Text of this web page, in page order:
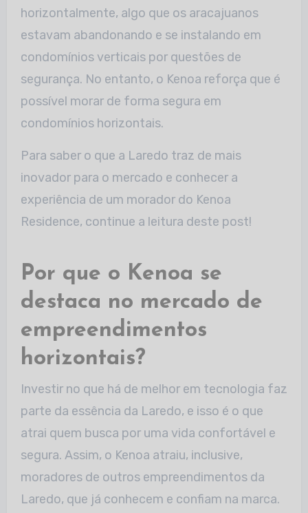
horizontalmente, algo que os aracajuanos
estavam abandonando e se instalando em
condomínios verticais por questões de
segurança. No entanto, o Kenoa reforça que é
possível morar de forma segura em
condomínios horizontais.
Para saber o que a Laredo traz de mais
inovador para o mercado e conhecer a
experiência de um morador do Kenoa
Residence, continue a leitura deste post!
Por que o Kenoa se
destaca no mercado de
empreendimentos
horizontais?
Investir no que há de melhor em tecnologia faz
parte da essência da Laredo, e isso é o que
atrai quem busca por uma vida confortável e
segura. Assim, o Kenoa atraiu, inclusive,
moradores de outros empreendimentos da
Laredo, que já conhecem e confiam na marca.